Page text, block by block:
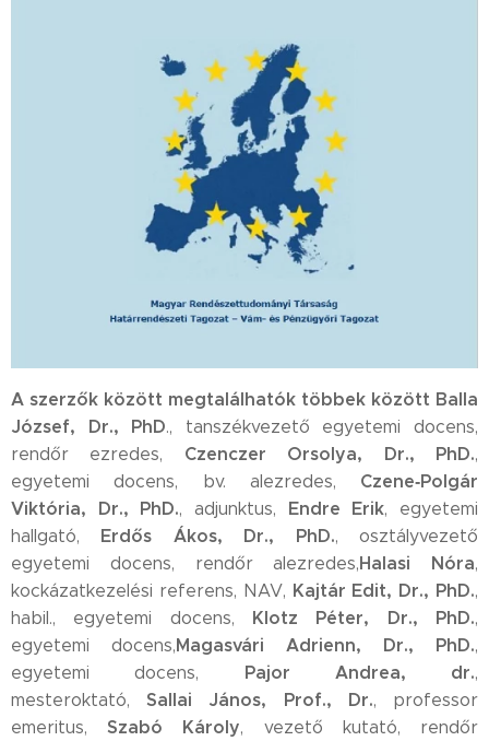
A szerzők között megtalálhatók többek között Balla
József, Dr., PhD., tanszékvezető egyetemi docens,
rendőr ezredes, Czenczer Orsolya, Dr., PhD.,
egyetemi docens, bv. alezredes, Czene‑Polgár
Viktória, Dr., PhD., adjunktus, Endre Erik, egyetemi
hallgató, Erdős Ákos, Dr., PhD., osztályvezető
egyetemi docens, rendőr alezredes,Halasi Nóra,
kockázatkezelési referens, NAV, Kajtár Edit, Dr., PhD.,
habil., egyetemi docens, Klotz Péter, Dr., PhD.,
egyetemi docens,Magasvári Adrienn, Dr., PhD.,
egyetemi docens, Pajor Andrea, dr.,
mesteroktató, Sallai János, Prof., Dr., professor
emeritus, Szabó Károly, vezető kutató, rendőr